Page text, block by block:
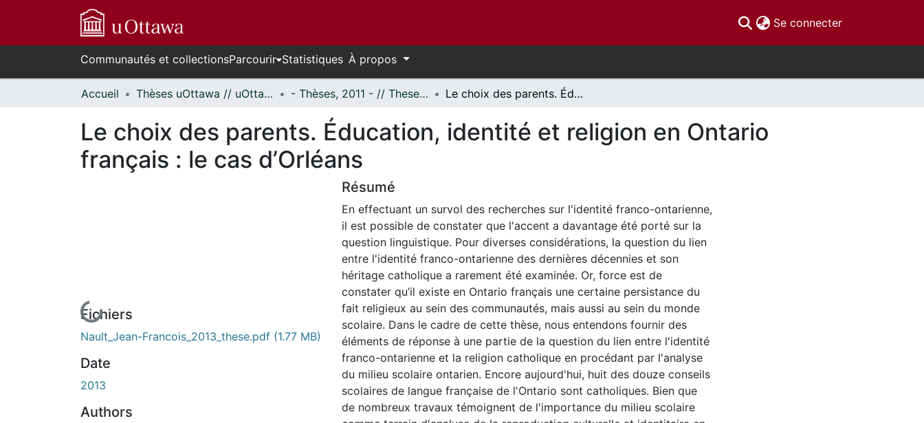
Se connecter(current)
Communautés et collectionsParcourir Statistiques À propos
Accueil Thèses uOttawa // uOttawa Theses - Thèses, 2011 - // Theses, 2011 - Le choix des parents. Éducation, identité et religion en Ontario français : le cas d’Orléans
Le choix des parents. Éducation, identité et religion en Ontario
français : le cas d’Orléans
En cours de chargement...
Fichiers
Nault_Jean-Francois_2013_these.pdf (1.77 MB)
Date
2013
Authors
Résumé
En effectuant un survol des recherches sur l'identité franco-ontarienne,
il est possible de constater que l'accent a davantage été porté sur la
question linguistique. Pour diverses considérations, la question du lien
entre l'identité franco-ontarienne des dernières décennies et son
héritage catholique a rarement été examinée. Or, force est de
constater qu’il existe en Ontario français une certaine persistance du
fait religieux au sein des communautés, mais aussi au sein du monde
scolaire. Dans le cadre de cette thèse, nous entendons fournir des
éléments de réponse à une partie de la question du lien entre l'identité
franco-ontarienne et la religion catholique en procédant par l'analyse
du milieu scolaire ontarien. Encore aujourd'hui, huit des douze conseils
scolaires de langue française de l'Ontario sont catholiques. Bien que
de nombreux travaux témoignent de l'importance du milieu scolaire